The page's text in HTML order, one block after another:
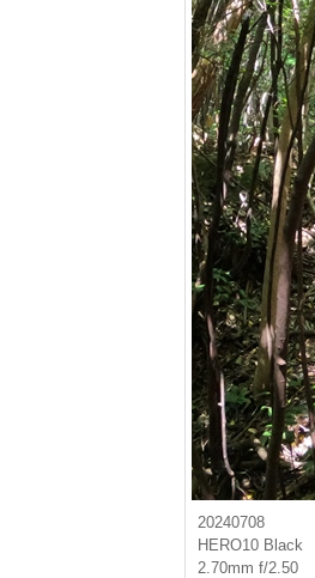
20240708
HERO10 Black
2.70mm f/2.50